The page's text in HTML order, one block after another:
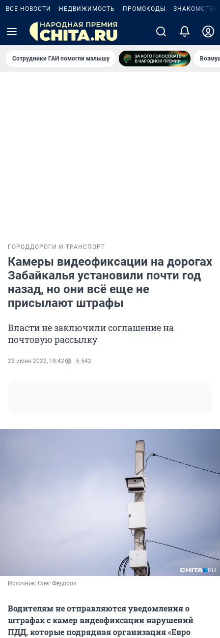
ВСЕ НОВОСТИ НЕДВИЖИМОСТЬ ПРОМОКОДЫ ЗНАКОМСТВА
Сотрудники ГАИ помогли малышу
ГОРОДДОРОГИ И ТРАНСПОРТ
Камеры видеофиксации на дорогах
Забайкалья установили почти год
назад, но они всё еще не
присылают штрафы
Власти не заключили соглашение на
почтовую рассылку
22 июня 2022, 19:42 6 542
Источник: Олег Фёдоров
Водителям не отправляются уведомления о
штрафах с камер видеофиксации нарушений
ПДД, которыеподрядная организация «Евро